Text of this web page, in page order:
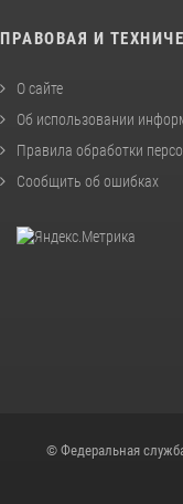
ПРАВОВАЯ И
О сайте
Об использовании
Правила обработки
Сообщить об ошибках
© Федеральная